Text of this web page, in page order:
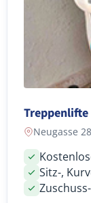
Treppenlifte
Neugasse
Sitz-,